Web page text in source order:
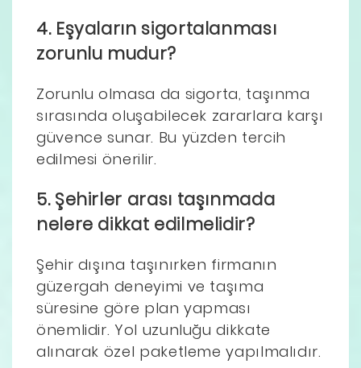
4. Eşyaların sigortalanması
zorunlu mudur?
Zorunlu olmasa da sigorta, taşınma
sırasında oluşabilecek zararlara karşı
güvence sunar. Bu yüzden tercih
edilmesi önerilir.
5. Şehirler arası taşınmada
nelere dikkat edilmelidir?
Şehir dışına taşınırken firmanın
güzergah deneyimi ve taşıma
süresine göre plan yapması
önemlidir. Yol uzunluğu dikkate
alınarak özel paketleme yapılmalıdır.